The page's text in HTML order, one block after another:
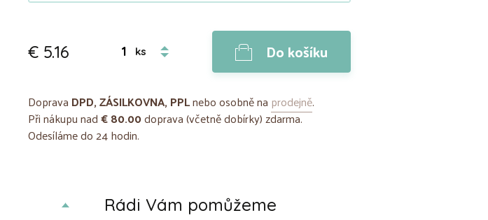
€ 5.16 ks Do košíku
Doprava DPD, ZÁSILKOVNA, PPLnebo osobně na prodejně.
Při nákupu nad€ 80.00doprava (včetně dobírky) zdarma.
Odesíláme do 24 hodin.
Rádi Vám pomůžeme